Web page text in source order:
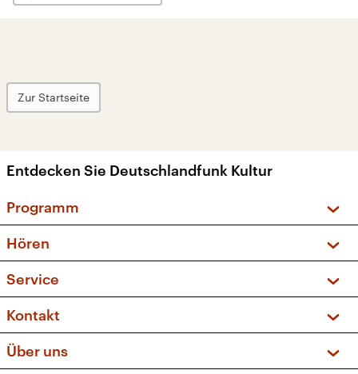
Zur Startseite
Entdecken Sie Deutschlandfunk Kultur
Programm
Sendungen und Podcasts
Musikliste
Kakadu – Das Kinderprogramm
Hören
Frequenzen (UKW + DAB+)
Service
FAQ
Apps
Newsletter
Kontakt
Social Media
Über uns